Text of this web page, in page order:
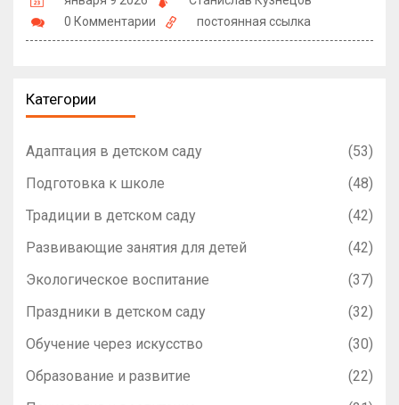
0 Комментарии
постоянная ссылка
Категории
Адаптация в детском саду
(53)
Подготовка к школе
(48)
Традиции в детском саду
(42)
Развивающие занятия для детей
(42)
Экологическое воспитание
(37)
Праздники в детском саду
(32)
Обучение через искусство
(30)
Образование и развитие
(22)